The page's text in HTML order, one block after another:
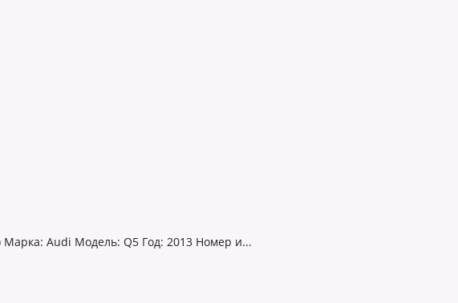
Марка: Audi Модель: Q5 Год: 2013 Номер и...